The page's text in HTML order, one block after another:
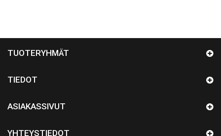
TUOTERYHMÄT
TIEDOT
ASIAKASSIVUT
YHTEYSTIEDOT